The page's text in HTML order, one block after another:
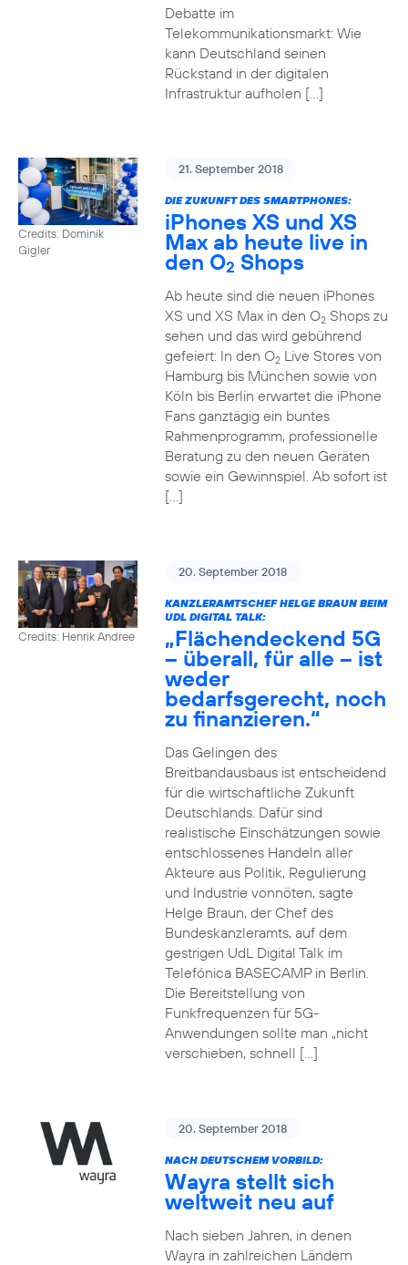
Debatte im
Telekommunikationsmarkt: Wie
kann Deutschland seinen
Rückstand in der digitalen
Infrastruktur aufholen […]
Credits: Dominik
Gigler
21. September 2018
DIE ZUKUNFT DES SMARTPHONES:
iPhones XS und XS
Max ab heute live in
den O2 Shops
Ab heute sind die neuen iPhones
XS und XS Max in den O2Shops zu
sehen und das wird gebührend
gefeiert: In den O2Live Stores von
Hamburg bis München sowie von
Köln bis Berlin erwartet die iPhone
Fans ganztägig ein buntes
Rahmenprogramm, professionelle
Beratung zu den neuen Geräten
sowie ein Gewinnspiel. Ab sofort ist
[…]
Credits: Henrik Andree
20. September 2018
KANZLERAMTSCHEF HELGE BRAUN BEIM
UDL DIGITAL TALK:
„Flächendeckend 5G
– überall, für alle – ist
weder
bedarfsgerecht, noch
zu finanzieren.“
Das Gelingen des
Breitbandausbaus ist entscheidend
für die wirtschaftliche Zukunft
Deutschlands. Dafür sind
realistische Einschätzungen sowie
entschlossenes Handeln aller
Akteure aus Politik, Regulierung
und Industrie vonnöten, sagte
Helge Braun, der Chef des
Bundeskanzleramts, auf dem
gestrigen UdL Digital Talk im
Telefónica BASECAMP in Berlin.
Die Bereitstellung von
Funkfrequenzen für 5G-
Anwendungen sollte man „nicht
verschieben, schnell […]
20. September 2018
NACH DEUTSCHEM VORBILD:
Wayra stellt sich
weltweit neu auf
Nach sieben Jahren, in denen
Wayra in zahlreichen Ländern